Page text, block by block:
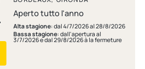
Aperto tutto l'anno
Alta stagione: dal 4/7/2026 al 28/8/2026
Bassa stagione: dall'apertura al
3/7/2026 e dal 29/8/2026 à la fermeture